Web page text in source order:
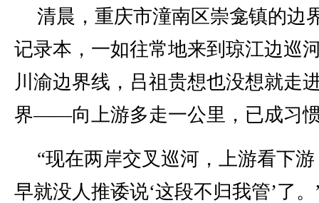
清晨，重庆市潼南区崇龛镇的边
记录本，一如往常地来到琼江边巡
川渝边界线，吕祖贵想也没想就走
界——向上游多走一公里，已成习
“现在两岸交叉巡河，上游看下
早就没人推诿说‘这段不归我管’了